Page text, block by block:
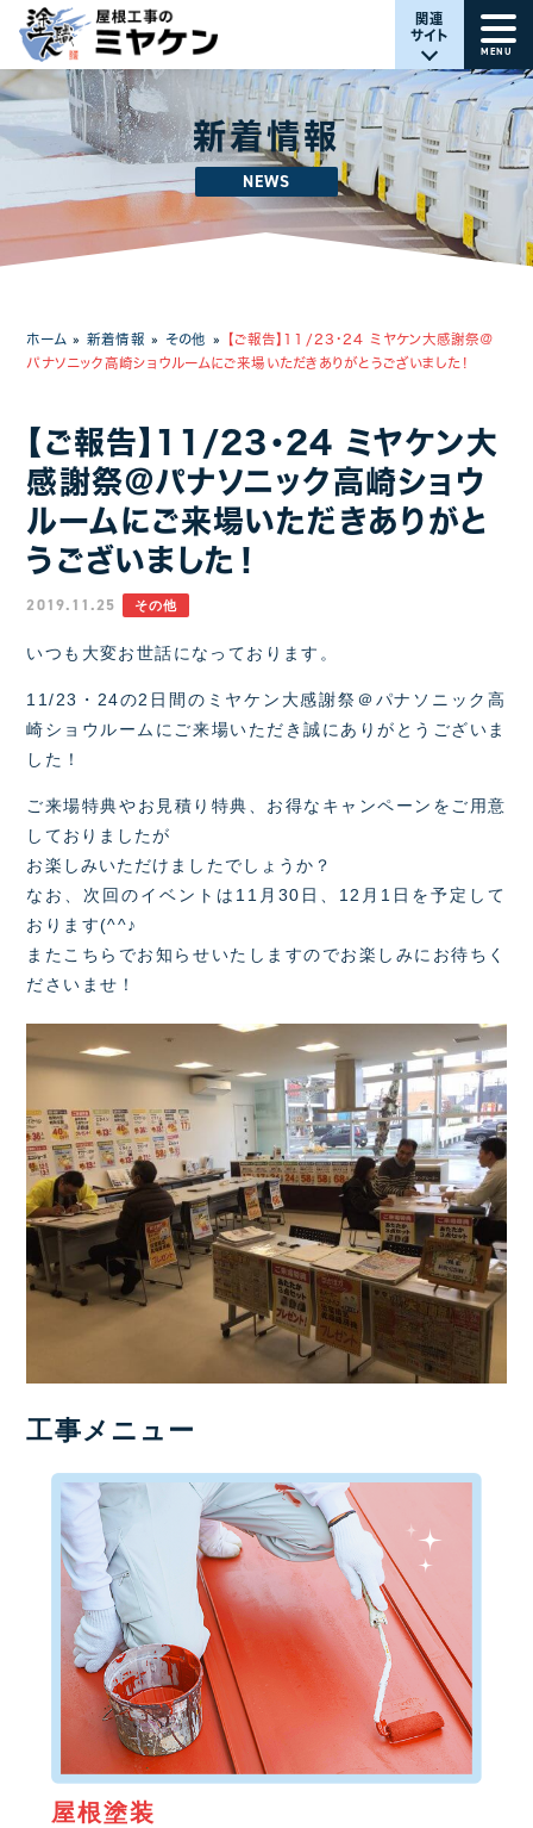
関連
サイト
MENU
新着情報
NEWS
ホーム »新着情報 » その他 »
【ご報告】11/23・24 ミヤケン大感謝祭＠
パナソニック高崎ショウルームにご来場いただきありがとうございました！
【ご報告】11/23・24 ミヤケン大
感謝祭＠パナソニック高崎ショウ
ルームにご来場いただきありがと
うございました！
2019.11.25 その他
いつも大変お世話になっております。
11/23・24の2日間のミヤケン大感謝祭＠パナソニック高
崎ショウルームにご来場いただき誠にありがとうございま
した！
ご来場特典やお見積り特典、お得なキャンペーンをご用意
しておりましたが
お楽しみいただけましたでしょうか？
なお、次回のイベントは11月30日、12月1日を予定して
おります(^^♪
またこちらでお知らせいたしますのでお楽しみにお待ちく
ださいませ！
工事メニュー
屋根塗装